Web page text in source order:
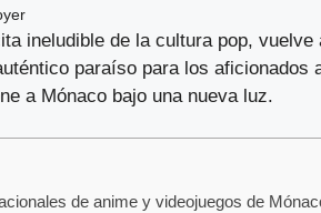
ineludible de la cultura pop,
paraíso para los
a Mónaco bajo una nueva luz.
de anime y videojuegos de